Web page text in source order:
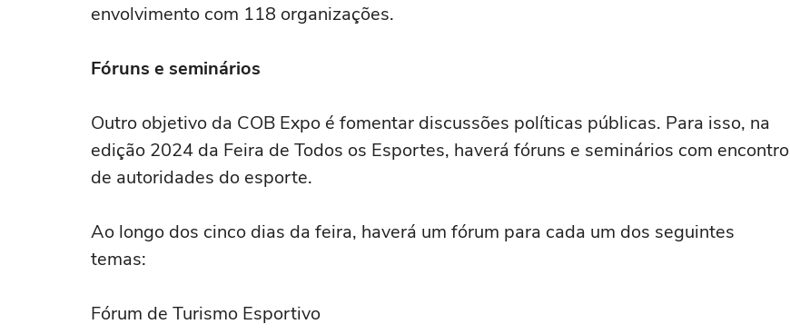
envolvimento com 118 organizações.
Fóruns e seminários
Outro objetivo da COB Expo é fomentar discussões políticas públicas. Para isso, na
edição 2024 da Feira de Todos os Esportes, haverá fóruns e seminários com encontro
de autoridades do esporte.
Ao longo dos cinco dias da feira, haverá um fórum para cada um dos seguintes
temas:
Fórum de Turismo Esportivo